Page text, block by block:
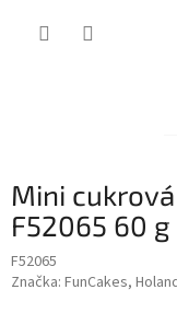
Mini
F52065 60
F52065
Značka: FunCakes,